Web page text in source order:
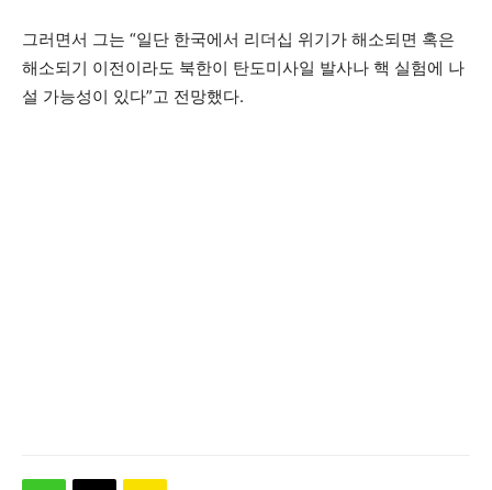
그러면서 그는 “일단 한국에서 리더십 위기가 해소되면 혹은
해소되기 이전이라도 북한이 탄도미사일 발사나 핵 실험에 나
설 가능성이 있다”고 전망했다.